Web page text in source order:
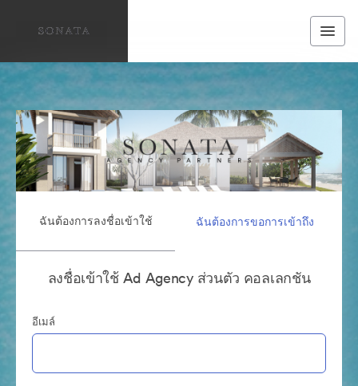
ฉันต้องการลงชื่อเข้าใช้ ฉันต้องการขอการเข้าถึง
ลงชื่อเข้าใช้ Ad Agency ส่วนตัว คอลเลกชัน
อีเมล์